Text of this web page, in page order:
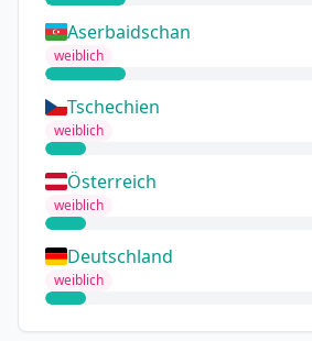
Aserbaidschan
weiblich
Tschechien
weiblich
Österreich
weiblich
Deutschland
weiblich